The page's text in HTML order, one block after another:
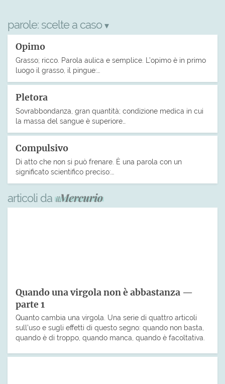
parole: scelte a caso ▾
Opimo
Grasso; ricco. Parola aulica e semplice. L’opimo è in primo
luogo il grasso, il pingue:…
Pletora
Sovrabbondanza, gran quantità; condizione medica in cui
la massa del sangue è superiore…
Compulsivo
Di atto che non si può frenare. È una parola con un
significato scientifico preciso:…
articoli da
Quando una virgola non è abbastanza —
parte 1
Quanto cambia una virgola. Una serie di quattro articoli
sull’uso e sugli effetti di questo segno: quando non basta,
quando è di troppo, quando manca, quando è facoltativa.